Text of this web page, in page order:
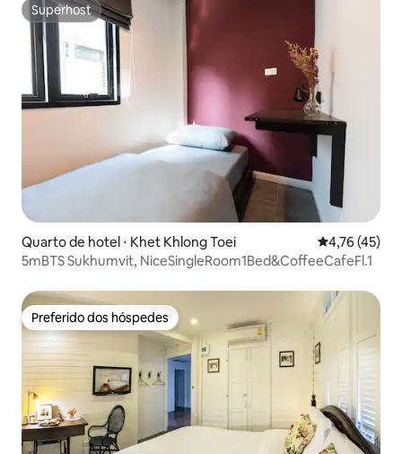
Superhost
Superhost
Quarto de hotel ⋅ Khet Khlong Toei 4,76 de uma
4,76 (45)
5mBTS Sukhumvit, NiceSingleRoom1Bed&CoffeeCafeFl.1
Preferido dos hóspedes
Preferido dos hóspedes